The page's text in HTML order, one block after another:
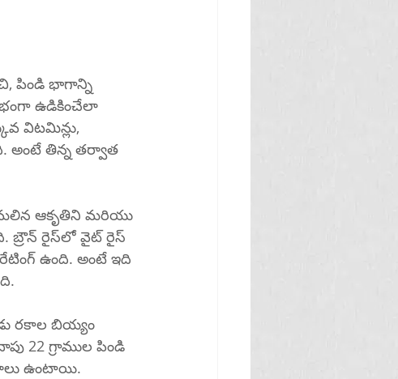
పిండి భాగాన్ని
ఉడికించేలా
అంటే తిన్న తర్వాత
వైట్ రైస్
ఉంది. అంటే ఇది
రకాల బియ్యం
22 గ్రాముల పిండి